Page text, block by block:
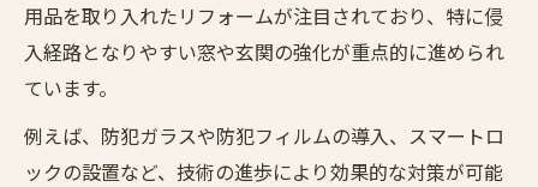
用品を取り入れたリフォームが注目されており、特に侵
入経路となりやすい窓や玄関の強化が重点的に進められ
ています。
例えば、防犯ガラスや防犯フィルムの導入、スマートロ
ックの設置など、技術の進歩により効果的な対策が可能